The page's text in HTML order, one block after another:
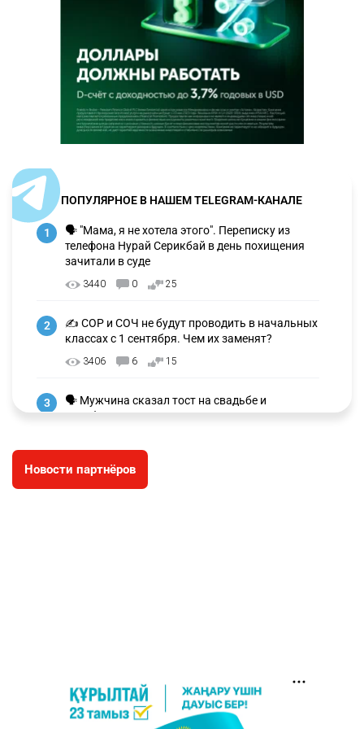
ПОПУЛЯРНОЕ В НАШЕМ TELEGRAM-КАНАЛЕ
1
🗣 "Мама, я не хотела этого". Переписку из
телефона Нурай Серикбай в день похищения
зачитали в суде
3440 0 25
2
✍️ СОР и СОЧ не будут проводить в начальных
классах с 1 сентября. Чем их заменят?
3406 6 15
3
🗣 Мужчина сказал тост на свадьбе и
заработал уголовное дело
🐏 Скота больше, а мясо дороже. Почему в
Казахстане продолжают расти цены на
2507 0 9
⚠️ Ни о какой безопасности для Казахстана от
Новости партнёров